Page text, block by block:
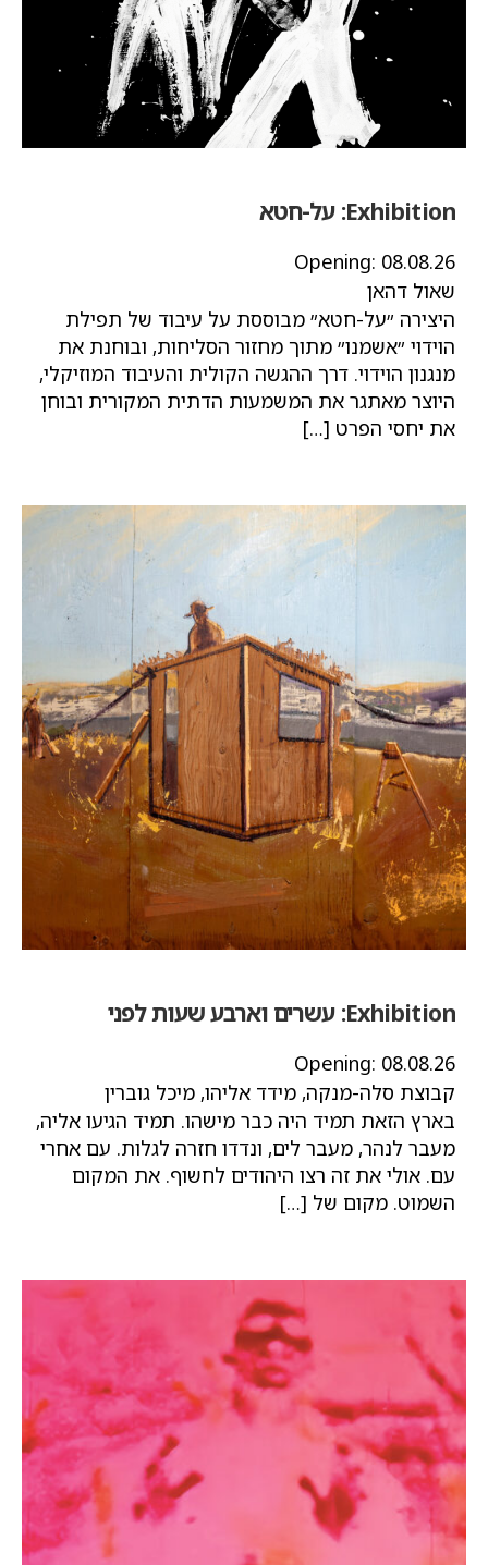
Exhibition: על-חטא
Opening: 08.08.26
שאול דהאן
היצירה ״על-חטא״ מבוססת על עיבוד של תפילת
הוידוי ״אשמנו״ מתוך מחזור הסליחות, ובוחנת את
מנגנון הוידוי. דרך ההגשה הקולית והעיבוד המוזיקלי,
היוצר מאתגר את המשמעות הדתית המקורית ובוחן
את יחסי הפרט […]
Exhibition: עשרים וארבע שעות לפני
Opening: 08.08.26
קבוצת סלה-מנקה, מידד אליהו, מיכל גוברין
בארץ הזאת תמיד היה כבר מישהו. תמיד הגיעו אליה,
מעבר לנהר, מעבר לים, ונדדו חזרה לגלות. עם אחרי
עם. אולי את זה רצו היהודים לחשוף. את המקום
השמוט. מקום של […]